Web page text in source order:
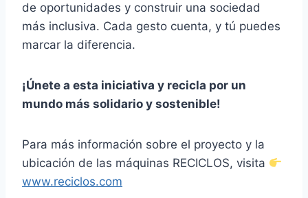
de oportunidades y construir una sociedad
más inclusiva. Cada gesto cuenta, y tú puedes
marcar la diferencia.
¡Únete a esta iniciativa y recicla por un
mundo más solidario y sostenible!
Para más información sobre el proyecto y la
ubicación de las máquinas RECICLOS, visita
www.reciclos.com